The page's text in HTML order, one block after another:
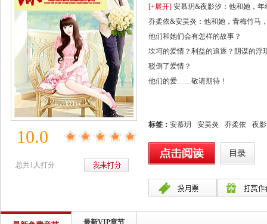
10.0
总共1人打分
[+展开] 安慕玥&夜影汐：他和她，
乔柔依&安昊炎：他和她，青梅竹
他们和她们会有怎样的故事？
坎坷的爱情？利益的追逐？阴谋的
驳倒了爱情？
他们的爱……敬请期待！
标签： 安慕玥 安昊炎 乔柔依 夜
最新VIP章节